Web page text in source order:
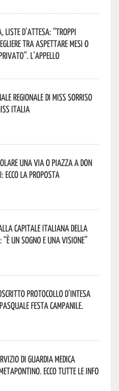
liste d’attesa: “Troppi
tra aspettare mesi o
L’appello
regionale di Miss Sorriso
Italia
una via o piazza a don
ecco la proposta
Capitale italiana della
un sogno e una visione”
protocollo d’intesa
Festa Campanile.
di Guardia Medica
Ecco tutte le info